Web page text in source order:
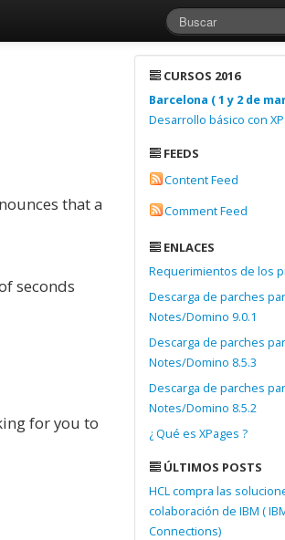
that a
seconds
for you to
CURSOS 2016
Barcelona ( 1 y 2 de
Desarrollo básico con
FEEDS
Content Feed
Comment Feed
ENLACES
Requerimientos de los
Descarga de parches
Notes/Domino 9.0.1
Descarga de parches
Notes/Domino 8.5.3
Descarga de parches
Notes/Domino 8.5.2
¿ Qué es XPages ?
ÚLTIMOS POSTS
HCL compra las
colaboración de IBM (
Connections)